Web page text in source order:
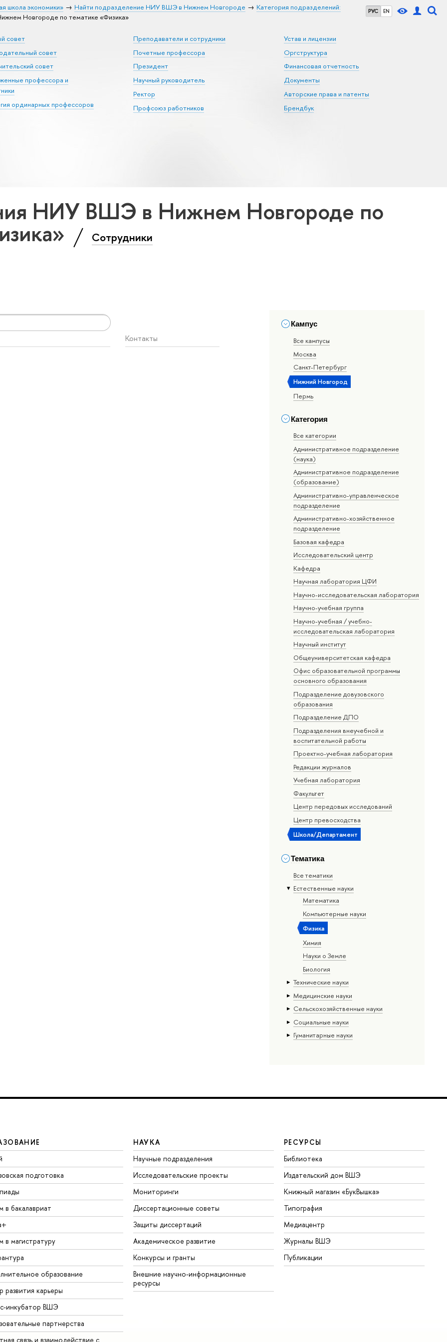
РУС EN
школа экономики» Найти подразделение НИУ ВШЭ в Нижнем Новгороде
Категория подразделений:
Новгороде по тематике «Физика»
совет
совет
совет
профессора и
ординарных профессоров
Преподаватели и сотрудники
Почетные профессора
Президент
Научный руководитель
Ректор
Профсоюз работников
Устав и лицензии
Оргструктура
Финансовая отчетность
Документы
Авторские права и патенты
Брендбук
НИУ ВШЭ в Нижнем Новгороде по
Сотрудники
Кампус
Все кампусы
Москва
Санкт-Петербург
Нижний Новгород
Пермь
Категория
Все категории
Административное подразделение
(наука)
Административное подразделение
(образование)
Административно-управленческое
подразделение
Административно-хозяйственное
подразделение
Базовая кафедра
Исследовательский центр
Кафедра
Научная лаборатория ЦФИ
Научно-исследовательская лаборатория
Научно-учебная группа
Научно-учебная / учебно-
исследовательская лаборатория
Научный институт
Общеуниверситетская кафедра
Офис образовательной программы
основного образования
Подразделение довузовского
образования
Подразделение ДПО
Подразделения внеучебной и
воспитательной работы
Проектно-учебная лаборатория
Редакции журналов
Учебная лаборатория
Факультет
Центр передовых исследований
Центр превосходства
Школа/Департамент
Тематика
Все тематики
Естественные науки
Математика
Компьютерные науки
Физика
Химия
Науки о Земле
Биология
Тех­ничес­кие науки
Медицинские науки
Сельскохозяйственные науки
Социальные науки
Гуманитарные науки
Контакты
подготовка
в бакалавриат
в магистратуру
образование
развития карьеры
инкубатор ВШЭ
партнерства
связь и взаимодействие с
НАУКА
Научные подразделения
Исследовательские проекты
Мониторинги
Диссертационные советы
Защиты диссертаций
Академическое развитие
Конкурсы и гранты
Внешние научно-информационные
ресурсы
РЕСУРСЫ
Библиотека
Издательский дом ВШЭ
Книжный магазин «БукВышка»
Типография
Медиацентр
Журналы ВШЭ
Публикации